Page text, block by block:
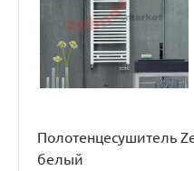
Полотенцесушитель
белый